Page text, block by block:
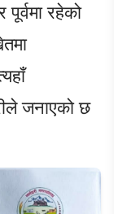
रहेको
जनाएको छ